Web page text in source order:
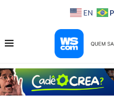
EN